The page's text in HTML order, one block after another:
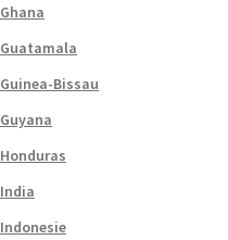
Ghana
Guatamala
Guinea-Bissau
Guyana
Honduras
India
Indonesie